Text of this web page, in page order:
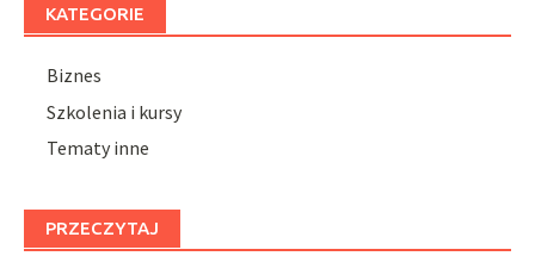
KATEGORIE
Biznes
Szkolenia i kursy
Tematy inne
PRZECZYTAJ